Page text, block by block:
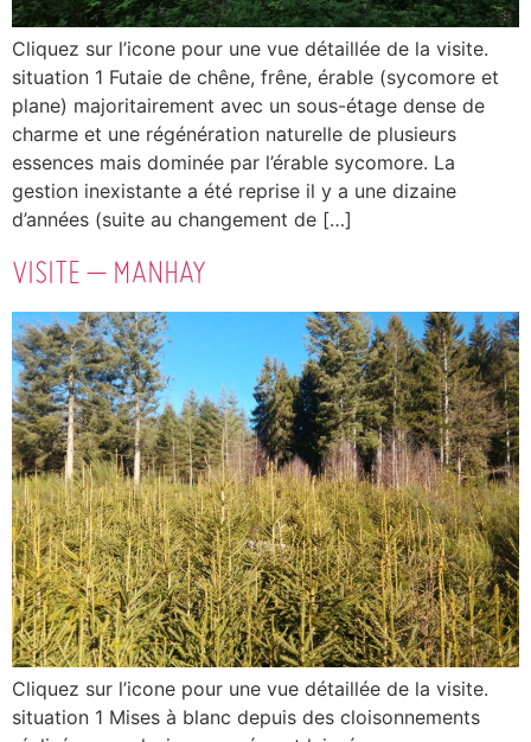
Cliquez sur l’icone pour une vue détaillée de la visite.
situation 1 Futaie de chêne, frêne, érable (sycomore et
plane) majoritairement avec un sous-étage dense de
charme et une régénération naturelle de plusieurs
essences mais dominée par l’érable sycomore. La
gestion inexistante a été reprise il y a une dizaine
d’années (suite au changement de […]
VISITE – MANHAY
Cliquez sur l’icone pour une vue détaillée de la visite.
situation 1 Mises à blanc depuis des cloisonnements